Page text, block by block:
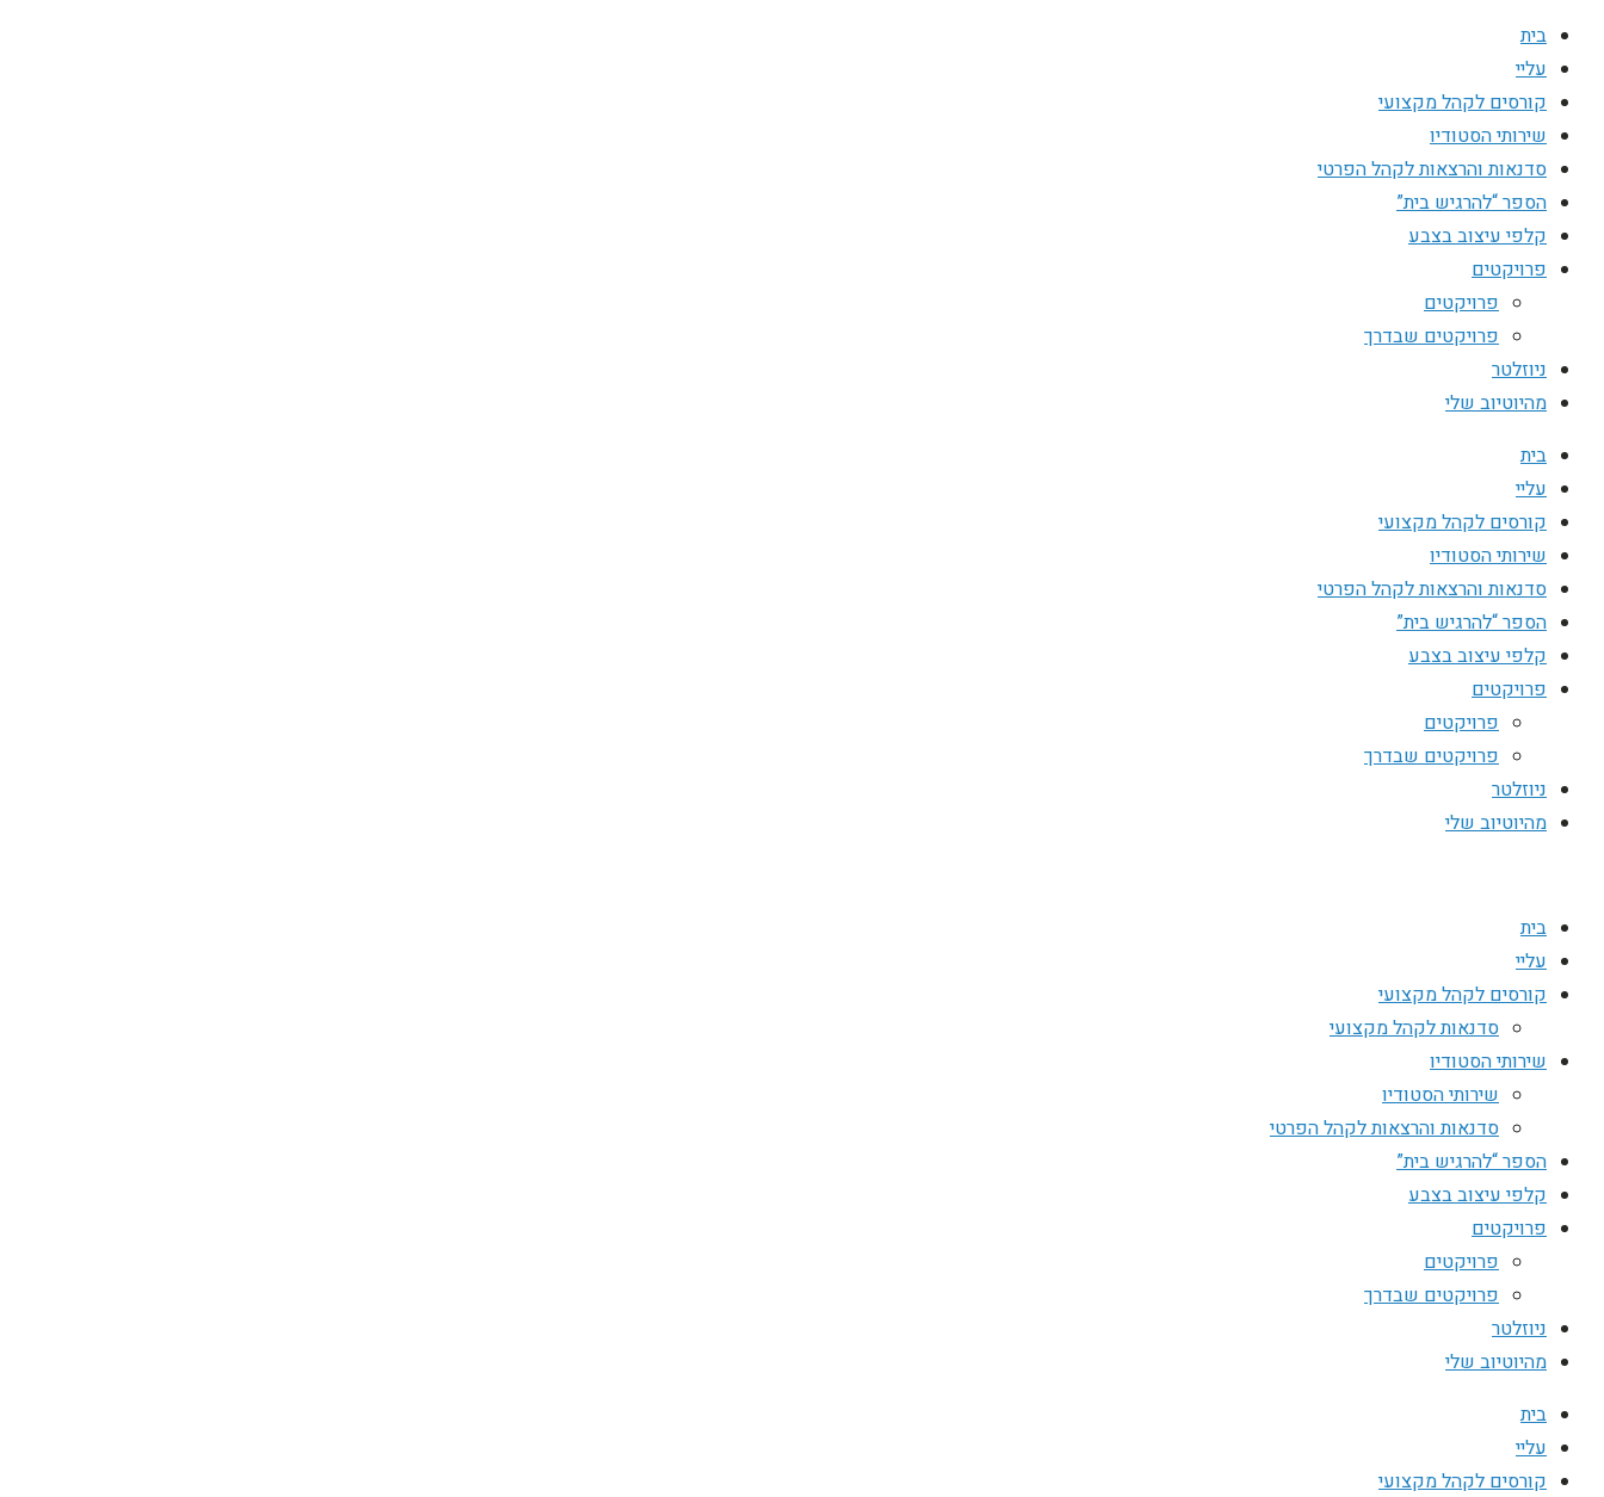
בית
עליי
קורסים לקהל מקצועי
שירותי הסטודיו
סדנאות והרצאות לקהל הפרטי
הספר “להרגיש בית”
קלפי עיצוב בצבע
פרויקטים
פרויקטים
פרויקטים שבדרך
ניוזלטר
מהיוטיוב שלי
בית
עליי
קורסים לקהל מקצועי
שירותי הסטודיו
סדנאות והרצאות לקהל הפרטי
הספר “להרגיש בית”
קלפי עיצוב בצבע
פרויקטים
פרויקטים
פרויקטים שבדרך
ניוזלטר
מהיוטיוב שלי
בית
עליי
קורסים לקהל מקצועי
סדנאות לקהל מקצועי
שירותי הסטודיו
שירותי הסטודיו
סדנאות והרצאות לקהל הפרטי
הספר “להרגיש בית”
קלפי עיצוב בצבע
פרויקטים
פרויקטים
פרויקטים שבדרך
ניוזלטר
מהיוטיוב שלי
בית
עליי
קורסים לקהל מקצועי